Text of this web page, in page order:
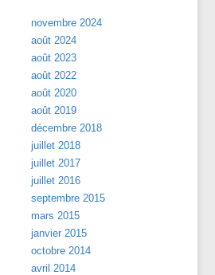
novembre 2024
août 2024
août 2023
août 2022
août 2020
août 2019
décembre 2018
juillet 2018
juillet 2017
juillet 2016
septembre 2015
mars 2015
janvier 2015
octobre 2014
avril 2014